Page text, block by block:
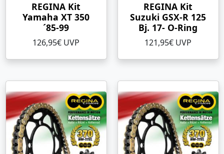
REGINA Kit
Yamaha XT 350
´85-99
126,95€ UVP
REGINA Kit
Suzuki GSX-R 125
Bj. 17- O-Ring
121,95€ UVP